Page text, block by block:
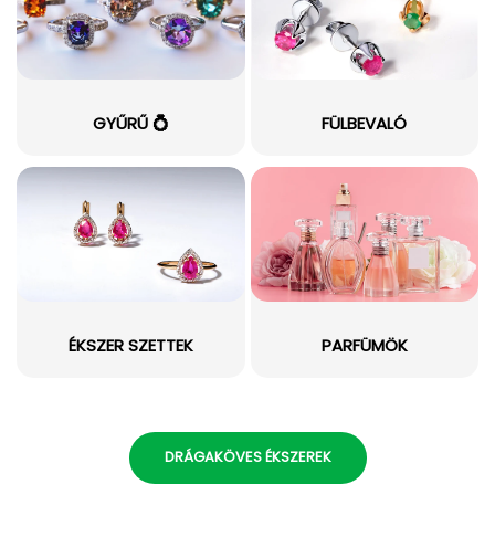
GYŰRŰ 💍 FÜLBEVALÓ
ÉKSZER SZETTEK PARFÜMÖK
DRÁGAKÖVES ÉKSZEREK